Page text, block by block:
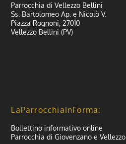
Parrocchia di Vellezzo Bellini
Ss. Bartolomeo Ap. e Nicolò V.
Piazza Rognoni, 27010
Vellezzo Bellini (PV)
LaParrocchiaInForma:
Bollettino informativo online
Parrocchia di Giovenzano e Vellezzo